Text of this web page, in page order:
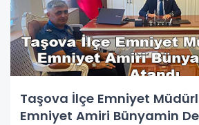
Taşova İlçe Emniyet
Emniyet Amiri Bünyamin